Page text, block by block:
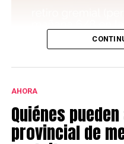
AHORA
Quiénes
provincial de